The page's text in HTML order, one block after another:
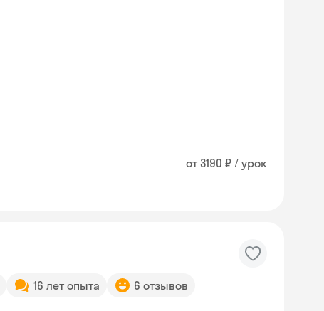
от 3190 ₽ / урок
16 лет опыта 6 отзывов